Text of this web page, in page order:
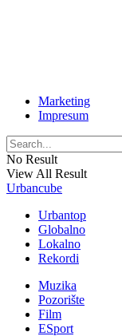
Marketing
Impresum
No Result
View All Result
Urbancube
Urbantop
Globalno
Lokalno
Rekordi
Muzika
Pozorište
Film
ESport